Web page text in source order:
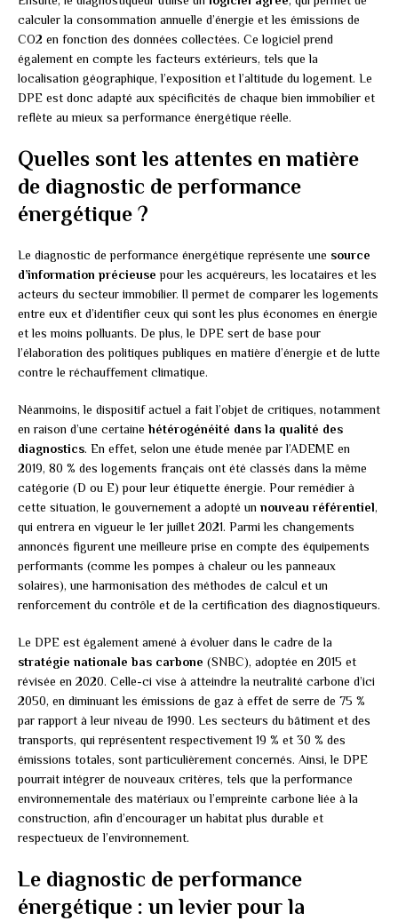
calculer la consommation annuelle d’énergie et les émissions de
CO2 en fonction des données collectées. Ce logiciel prend
également en compte les facteurs extérieurs, tels que la
localisation géographique, l’exposition et l’altitude du logement. Le
DPE est donc adapté aux spécificités de chaque bien immobilier et
reflète au mieux sa performance énergétique réelle.
Quelles sont les attentes en matière
de diagnostic de performance
énergétique ?
Le diagnostic de performance énergétique représente une source
d’information précieuse pour les acquéreurs, les locataires et les
acteurs du secteur immobilier. Il permet de comparer les logements
entre eux et d’identifier ceux qui sont les plus économes en énergie
et les moins polluants. De plus, le DPE sert de base pour
l’élaboration des politiques publiques en matière d’énergie et de lutte
contre le réchauffement climatique.
Néanmoins, le dispositif actuel a fait l’objet de critiques, notamment
en raison d’une certainehétérogénéité dans la qualité des
diagnostics. En effet, selon une étude menée par l’ADEME en
2019, 80 % des logements français ont été classés dans la même
catégorie (D ou E) pour leur étiquette énergie. Pour remédier à
cette situation, le gouvernement a adopté un nouveau référentiel,
qui entrera en vigueur le 1er juillet 2021. Parmi les changements
annoncés figurent une meilleure prise en compte des équipements
performants (comme les pompes à chaleur ou les panneaux
solaires), une harmonisation des méthodes de calcul et un
renforcement du contrôle et de la certification des diagnostiqueurs.
Le DPE est également amené à évoluer dans le cadre de la
stratégie nationale bas carbone (SNBC), adoptée en 2015 et
révisée en 2020. Celle-ci vise à atteindre la neutralité carbone d’ici
2050, en diminuant les émissions de gaz à effet de serre de 75 %
par rapport à leur niveau de 1990. Les secteurs du bâtiment et des
transports, qui représentent respectivement 19 % et 30 % des
émissions totales, sont particulièrement concernés. Ainsi, le DPE
pourrait intégrer de nouveaux critères, tels que la performance
environnementale des matériaux ou l’empreinte carbone liée à la
construction, afin d’encourager un habitat plus durable et
respectueux de l’environnement.
Le diagnostic de performance
énergétique : un levier pour la